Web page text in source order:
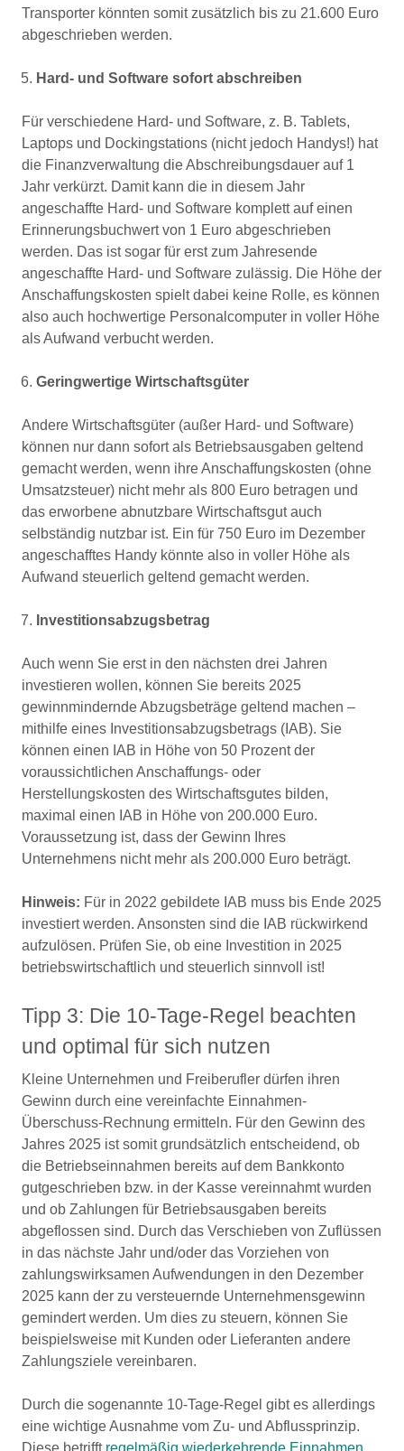
Transporter könnten somit zusätzlich bis zu 21.600 Euro
abgeschrieben werden.
Hard- und Software sofort abschreiben
Für verschiedene Hard- und Software, z. B. Tablets,
Laptops und Dockingstations (nicht jedoch Handys!) hat
die Finanzverwaltung die Abschreibungsdauer auf 1
Jahr verkürzt. Damit kann die in diesem Jahr
angeschaffte Hard- und Software komplett auf einen
Erinnerungsbuchwert von 1 Euro abgeschrieben
werden. Das ist sogar für erst zum Jahresende
angeschaffte Hard- und Software zulässig. Die Höhe der
Anschaffungskosten spielt dabei keine Rolle, es können
also auch hochwertige Personalcomputer in voller Höhe
als Aufwand verbucht werden.
Geringwertige Wirtschaftsgüter
Andere Wirtschaftsgüter (außer Hard- und Software)
können nur dann sofort als Betriebsausgaben geltend
gemacht werden, wenn ihre Anschaffungskosten (ohne
Umsatzsteuer) nicht mehr als 800 Euro betragen und
das erworbene abnutzbare Wirtschaftsgut auch
selbständig nutzbar ist. Ein für 750 Euro im Dezember
angeschafftes Handy könnte also in voller Höhe als
Aufwand steuerlich geltend gemacht werden.
Investitionsabzugsbetrag
Auch wenn Sie erst in den nächsten drei Jahren
investieren wollen, können Sie bereits 2025
gewinnmindernde Abzugsbeträge geltend machen –
mithilfe eines Investitionsabzugsbetrags (IAB). Sie
können einen IAB in Höhe von 50 Prozent der
voraussichtlichen Anschaffungs- oder
Herstellungskosten des Wirtschaftsgutes bilden,
maximal einen IAB in Höhe von 200.000 Euro.
Voraussetzung ist, dass der Gewinn Ihres
Unternehmens nicht mehr als 200.000 Euro beträgt.
Hinweis: Für in 2022 gebildete IAB muss bis Ende 2025
investiert werden. Ansonsten sind die IAB rückwirkend
aufzulösen. Prüfen Sie, ob eine Investition in 2025
betriebswirtschaftlich und steuerlich sinnvoll ist!
Tipp 3: Die 10-Tage-Regel beachten
und optimal für sich nutzen
Kleine Unternehmen und Freiberufler dürfen ihren
Gewinn durch eine vereinfachte Einnahmen-
Überschuss-Rechnung ermitteln. Für den Gewinn des
Jahres 2025 ist somit grundsätzlich entscheidend, ob
die Betriebseinnahmen bereits auf dem Bankkonto
gutgeschrieben bzw. in der Kasse vereinnahmt wurden
und ob Zahlungen für Betriebsausgaben bereits
abgeflossen sind. Durch das Verschieben von Zuflüssen
in das nächste Jahr und/oder das Vorziehen von
zahlungswirksamen Aufwendungen in den Dezember
2025 kann der zu versteuernde Unternehmensgewinn
gemindert werden. Um dies zu steuern, können Sie
beispielsweise mit Kunden oder Lieferanten andere
Zahlungsziele vereinbaren.
Durch die sogenannte 10-Tage-Regel gibt es allerdings
eine wichtige Ausnahme vom Zu- und Abflussprinzip.
Diese betrifft regelmäßig wiederkehrende Einnahmen